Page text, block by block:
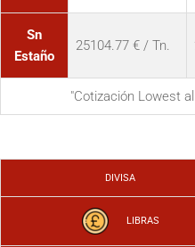
Sn
Estaño
25104.77 € / Tn.
"Cotización Lowest
DIVISA
LIBRAS